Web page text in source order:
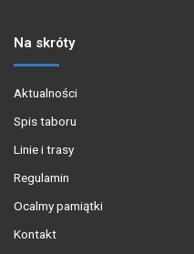
Na skróty
Aktualności
Spis taboru
Linie i trasy
Regulamin
Ocalmy pamiątki
Kontakt